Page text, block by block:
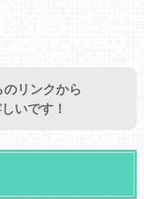
リンクから
いです！